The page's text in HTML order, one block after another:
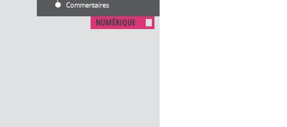
Commentaires
NUMÉRIQUE